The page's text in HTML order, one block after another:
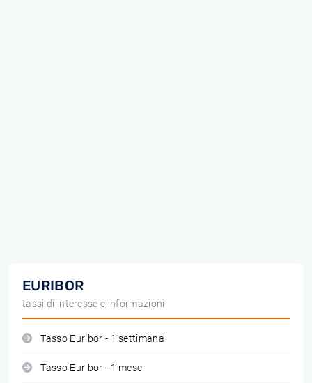
EURIBOR
tassi di interesse e informazioni
Tasso Euribor - 1 settimana
Tasso Euribor - 1 mese